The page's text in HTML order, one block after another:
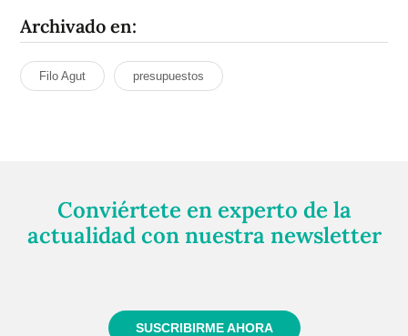
Archivado en:
Filo Agut presupuestos
Conviértete en experto de la
actualidad con nuestra newsletter
SUSCRIBIRME AHORA